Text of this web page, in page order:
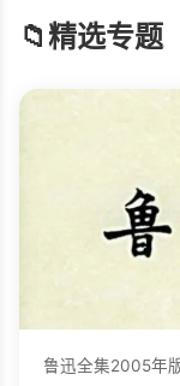
📁精选专题
鲁迅全集2005年